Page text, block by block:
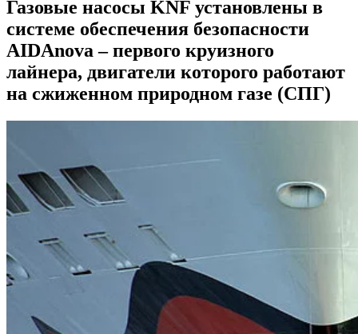
Газовые насосы KNF установлены в
системе обеспечения безопасности
AIDAnova – первого круизного
лайнера, двигатели которого работают
на сжиженном природном газе (СПГ)